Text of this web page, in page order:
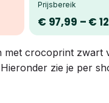
Prijsbereik
€ 97,99 – €
crocoprint zwart
zie je per